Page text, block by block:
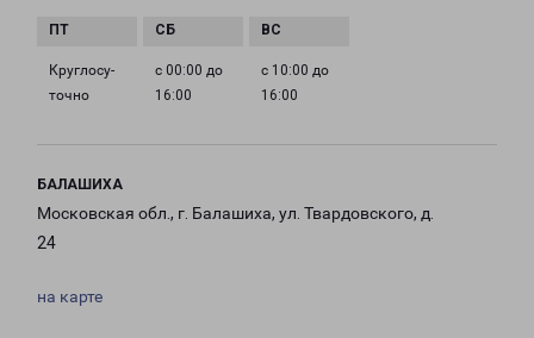
Круглосу­
точно
с 00:00 до
16:00
с 10:00 до
16:00
БАЛАШИХА
Московская обл., г. Балашиха, ул. Твардовского, д.
24
на карте